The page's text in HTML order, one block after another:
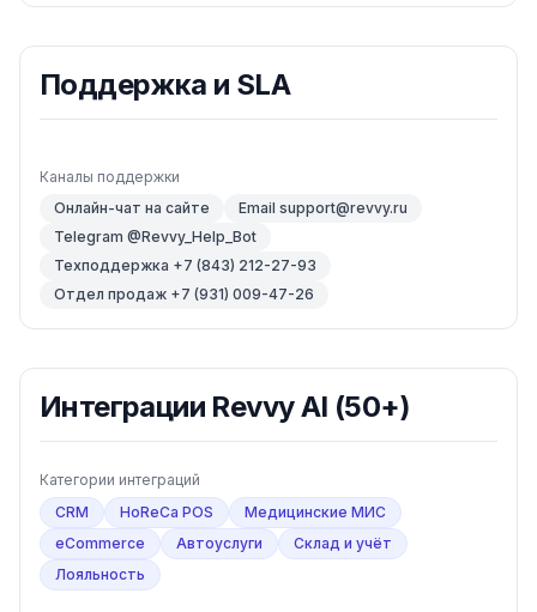
Поддержка и SLA
Каналы поддержки
Онлайн-чат на сайте
Email support@revvy.ru
Telegram @Revvy_Help_Bot
Техподдержка +7 (843) 212-27-93
Отдел продаж +7 (931) 009-47-26
Интеграции Revvy AI (50+)
Категории интеграций
CRM
HoReCa POS
Медицинские МИС
eCommerce
Автоуслуги
Склад и учёт
Лояльность